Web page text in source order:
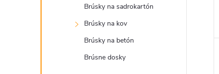
Brúsky na sadrokartón
Brúsky na kov
Brúsky na betón
Brúsne dosky